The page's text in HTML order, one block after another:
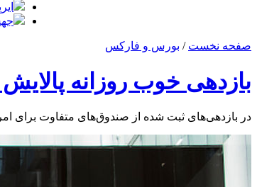
جهش 122 هزار واحدی شاخص بورس؛
صفحه نخست / بورس و فارکس
بازدهی خوب روزانه
در بازدهی‌های ثبت شده از صندوق‌های متفاوت برای امروز در بین